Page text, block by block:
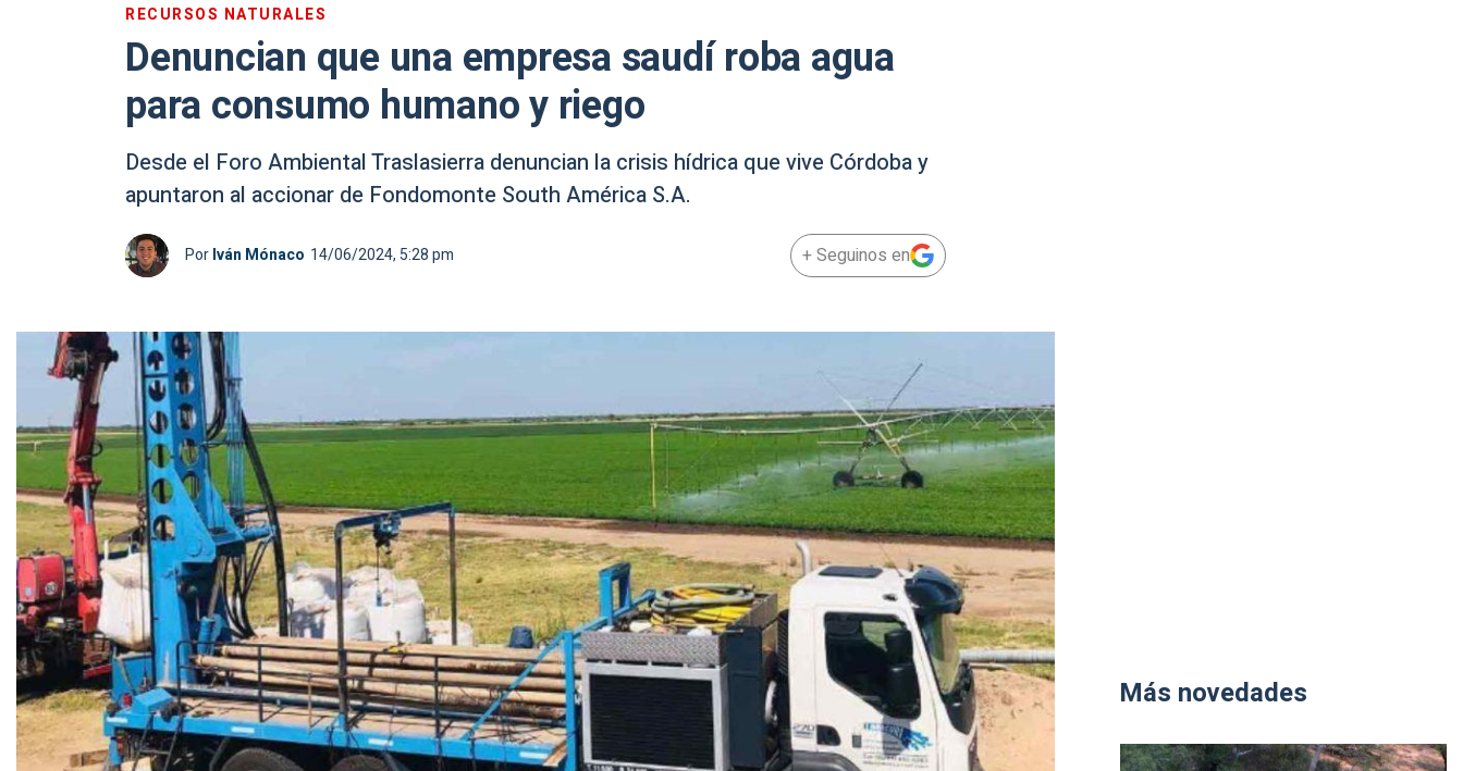
RECURSOS NATURALES
Denuncian que una empresa saudí roba agua
para consumo humano y riego
Desde el Foro Ambiental Traslasierra denuncian la crisis hídrica que vive Córdoba y
apuntaron al accionar de Fondomonte South América S.A.
PorIván Mónaco 14/06/2024, 5:28 pm + Seguinos en
Más novedades